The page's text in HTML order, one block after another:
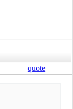
quote